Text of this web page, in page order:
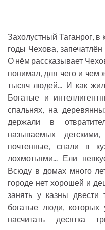
Захолустный Таганрог, в
годы Чехова,
О нём рассказывает
понимал, для чего и чем
тысяч людей... И как
Богатые и
спальнях, на
держали в
называемых
почтенные, спали в
лохмотьями... Ели
Всюду в домах много
городе нет хорошей и
занять у казны двести
богатые люди,
насчитать десятка